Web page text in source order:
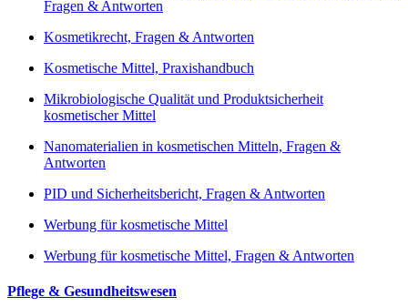
Fragen & Antworten
Kosmetikrecht, Fragen & Antworten
Kosmetische Mittel, Praxishandbuch
Mikrobiologische Qualität und Produktsicherheit
kosmetischer Mittel
Nanomaterialien in kosmetischen Mitteln, Fragen &
Antworten
PID und Sicherheitsbericht, Fragen & Antworten
Werbung für kosmetische Mittel
Werbung für kosmetische Mittel, Fragen & Antworten
Pflege & Gesundheitswesen